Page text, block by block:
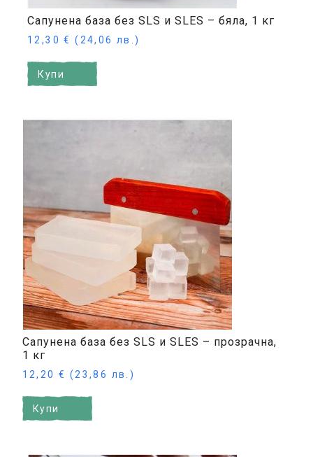
Сапунена база без SLS и SLES – бяла, 1 кг
12,30€ (24,06 лв.)
Купи
Сапунена база без SLS и SLES – прозрачна,
1 кг
12,20€ (23,86 лв.)
Купи